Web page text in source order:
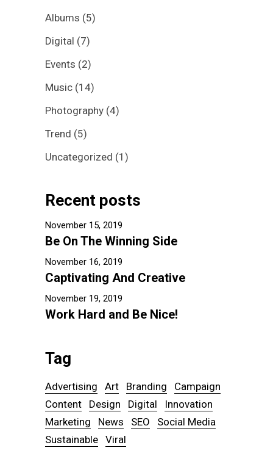
Albums (5)
Digital (7)
Events (2)
Music (14)
Photography (4)
Trend (5)
Uncategorized (1)
Recent posts
November 15, 2019
Be On The Winning Side
November 16, 2019
Captivating And Creative
November 19, 2019
Work Hard and Be Nice!
Tag
Advertising Art Branding
Campaign
Content
Design Digital
Innovation
Marketing
News SEO
Social Media
Sustainable Viral